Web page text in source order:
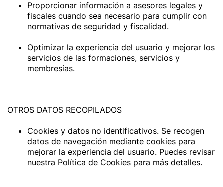
Proporcionar información a asesores legales y
fiscales cuando sea necesario para cumplir con
normativas de seguridad y fiscalidad.
Optimizar la experiencia del usuario y mejorar los
servicios de las formaciones, servicios y
membresías.
OTROS DATOS RECOPILADOS
Cookies y datos no identificativos. Se recogen
datos de navegación mediante cookies para
mejorar la experiencia del usuario. Puedes revisar
nuestra Política de Cookies para más detalles.